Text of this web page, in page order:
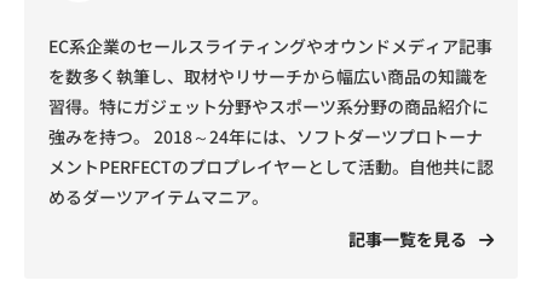
EC系企業のセールスライティングやオウンドメディア記事
を数多く執筆し、取材やリサーチから幅広い商品の知識を
習得。特にガジェット分野やスポーツ系分野の商品紹介に
強みを持つ。 2018～24年には、ソフトダーツプロトーナ
メントPERFECTのプロプレイヤーとして活動。自他共に認
めるダーツアイテムマニア。
記事一覧を見る